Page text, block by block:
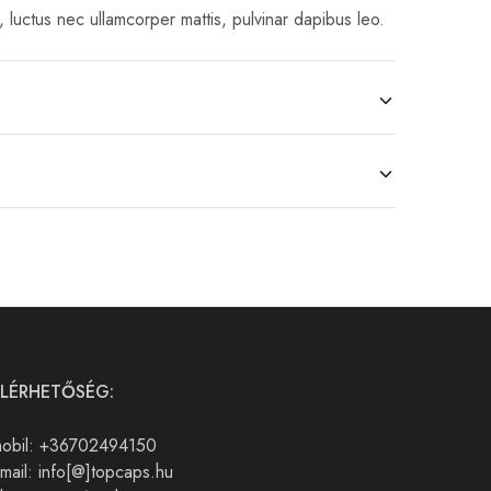
nec ullamcorper mattis, pulvinar dapibus leo.
+36702494150
info[@]topcaps.hu